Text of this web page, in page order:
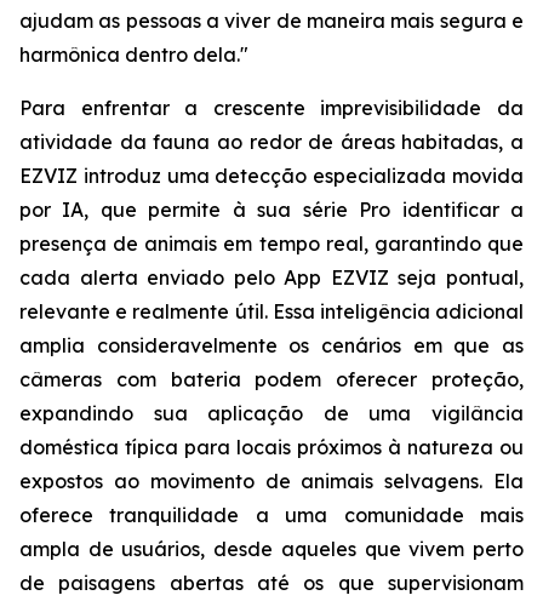
ajudam as pessoas a viver de maneira mais segura e
harmônica dentro dela."
Para enfrentar a crescente imprevisibilidade da
atividade da fauna ao redor de áreas habitadas, a
EZVIZ introduz uma detecção especializada movida
por IA, que permite à sua série Pro identificar a
presença de animais em tempo real, garantindo que
cada alerta enviado pelo App EZVIZ seja pontual,
relevante e realmente útil. Essa inteligência adicional
amplia consideravelmente os cenários em que as
câmeras com bateria podem oferecer proteção,
expandindo sua aplicação de uma vigilância
doméstica típica para locais próximos à natureza ou
expostos ao movimento de animais selvagens. Ela
oferece tranquilidade a uma comunidade mais
ampla de usuários, desde aqueles que vivem perto
de paisagens abertas até os que supervisionam